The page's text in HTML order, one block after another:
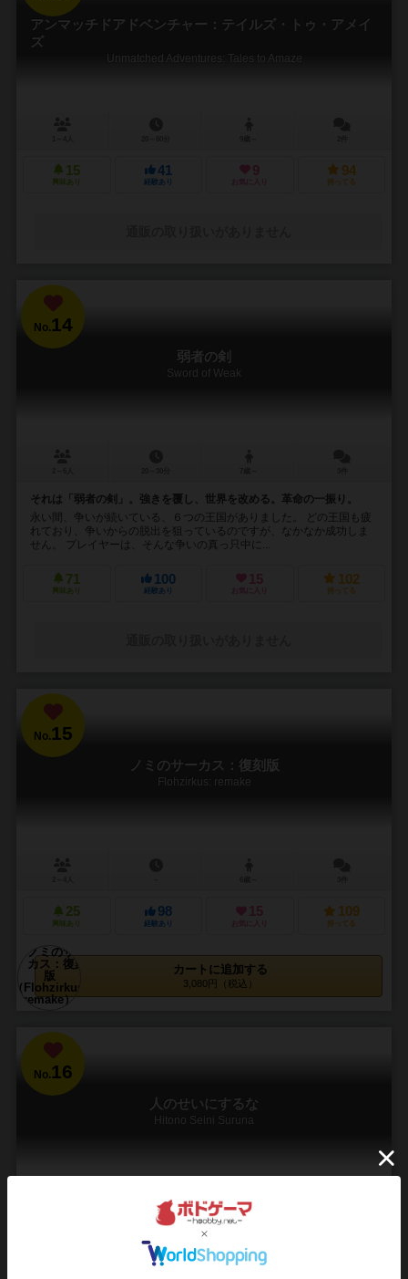
アンマッチドアドベンチャー：テイルズ・トゥ・アメイ
ズ
Unmatched Adventures: Tales to Amaze
15
興味あり
41
経験あり
9
お気に入り
94
持ってる
No.14
弱者の剣
Sword of Weak
それは「弱者の剣」。強きを覆し、世界を改める。革命の一振り。
永い間、争いが続いている、６つの王国がありました。 どの王国も疲
れており、争いからの脱出を狙っているのですが、なかなか成功しま
せん。 プレイヤーは、そんな争いの真っ只中に...
71
興味あり
100
経験あり
15
お気に入り
102
持ってる
No.15
ノミのサーカス：復刻版
Flohzirkus: remake
25
興味あり
98
経験あり
15
お気に入り
109
持ってる
カートに追加する
3,080円（税込）
No. 16
人のせいにするな
Hitono Seini Suruna
20分前後 5歳～
「お前がやったんだろ！！」 やった覚えのないミスや罪を押し付けら